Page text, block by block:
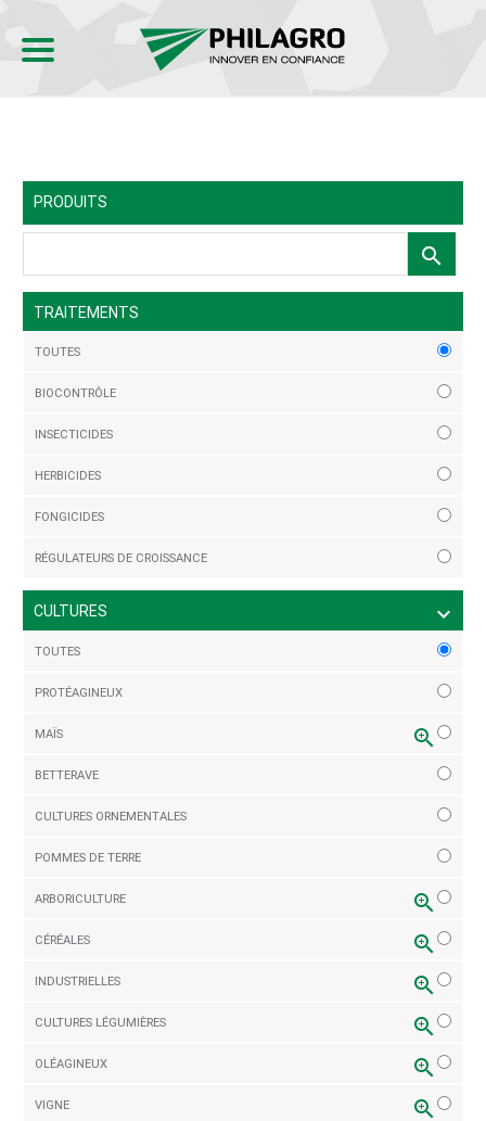
PRODUITS
search
TRAITEMENTS
TOUTES
BIOCONTRÔLE
INSECTICIDES
HERBICIDES
FONGICIDES
RÉGULATEURS DE CROISSANCE
CULTURES expand_more
TOUTES
PROTÉAGINEUX
MAÏS zoom_in
BETTERAVE
CULTURES ORNEMENTALES
POMMES DE TERRE
ARBORICULTURE zoom_in
CÉRÉALES zoom_in
INDUSTRIELLES zoom_in
CULTURES LÉGUMIÈRES zoom_in
OLÉAGINEUX zoom_in
VIGNE zoom_in